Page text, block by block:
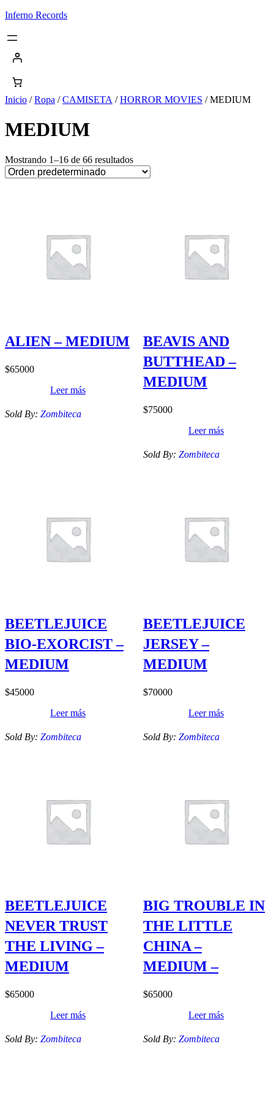
Saltar
contenido
Inferno Records
Inicio /Ropa /CAMISETA /HORROR MOVIES / MEDIUM
MEDIUM
Mostrando 1–16 de 66 resultados
ALIEN – MEDIUM
$65000
Leer más
Sold By: Zombiteca
BEAVIS AND
BUTTHEAD –
MEDIUM
$75000
Leer más
Sold By: Zombiteca
BEETLEJUICE
BIO-EXORCIST –
MEDIUM
$45000
Leer más
Sold By: Zombiteca
BEETLEJUICE
JERSEY –
MEDIUM
$70000
Leer más
Sold By: Zombiteca
BEETLEJUICE
NEVER TRUST
THE LIVING –
MEDIUM
$65000
Leer más
Sold By: Zombiteca
BIG TROUBLE IN
THE LITTLE
CHINA –
MEDIUM –
$65000
Leer más
Sold By: Zombiteca